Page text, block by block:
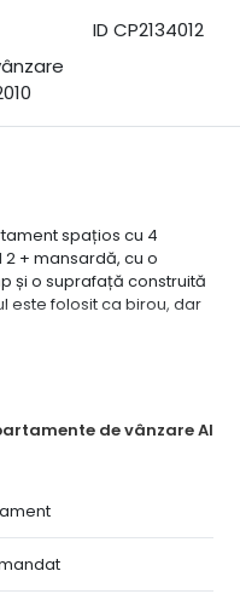
ID CP2134012
de vânzare
spațios cu 4
+ mansardă, cu o
și o suprafață construită
este folosit ca birou, dar
space, baie.
Mercur City Center,
și stații de transport în
fiind pregătit să
Contactează-ne